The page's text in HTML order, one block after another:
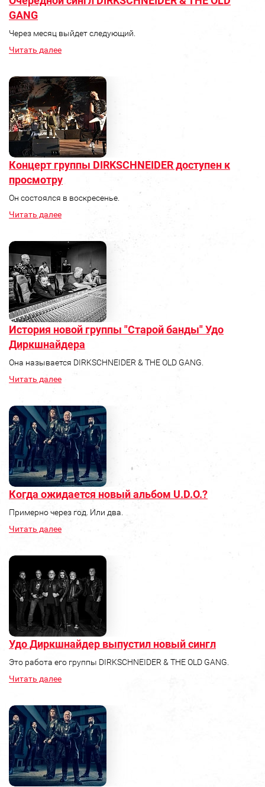
GANG
Через месяц выйдет следующий.
Читать далее
Концерт группы DIRKSCHNEIDER доступен к
просмотру
Он состоялся в воскресенье.
Читать далее
История новой группы "Старой банды" Удо
Диркшнайдера
Она называется DIRKSCHNEIDER & THE OLD GANG.
Читать далее
Когда ожидается новый альбом U.D.O.?
Примерно через год. Или два.
Читать далее
Удо Диркшнайдер выпустил новый сингл
Это работа его группы DIRKSCHNEIDER & THE OLD GANG.
Читать далее